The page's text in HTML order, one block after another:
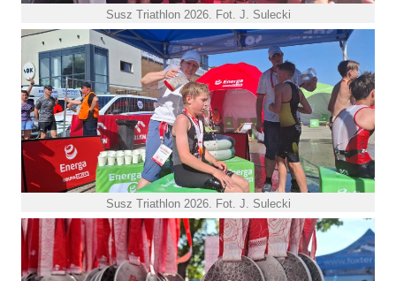
Susz Triathlon 2026. Fot. J. Sulecki
Susz Triathlon 2026. Fot. J. Sulecki